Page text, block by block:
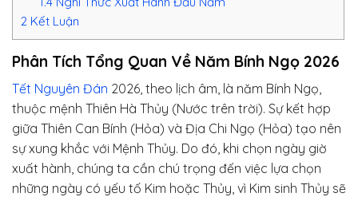
2 Kết Luận
Phân Tích Tổng Quan Về Năm Bính Ngọ 2026
Tết Nguyên Đán 2026, theo lịch âm, là năm Bính Ngọ,
thuộc mệnh Thiên Hà Thủy (Nước trên trời). Sự kết hợp
giữa Thiên Can Bính (Hỏa) và Địa Chi Ngọ (Hỏa) tạo nên
sự xung khắc với Mệnh Thủy. Do đó, khi chọn ngày giờ
xuất hành, chúng ta cần chú trọng đến việc lựa chọn
những ngày có yếu tố Kim hoặc Thủy, vì Kim sinh Thủy sẽ